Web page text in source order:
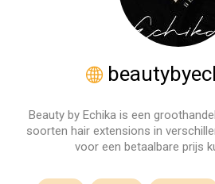
Beauty by Echika is een
soorten hair extensions in
voor een betaalbare prijs